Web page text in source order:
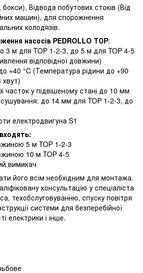
Відвода побутових стоків (Від
машин), для спорожнення
колодязів.
насосів PEDROLLO ТОР:
3 м для TOP 1-2-3, до 5 м для TOP 4-5
відповідної довжини)
+40 °C (Температура рідини до +90
хвут)
у підвішеному стані до 10 мм
до 14 мм для TOP 1-2-3, до
електродвигуна S1
5 м TOP 1-2-3
10 м TOP 4-5
вимикач
його всім необхідним для монтажа.
консультацію у спеціаліста
техобслуговуванню, спуску повітря
системи для безперебійної
електрики і інше.